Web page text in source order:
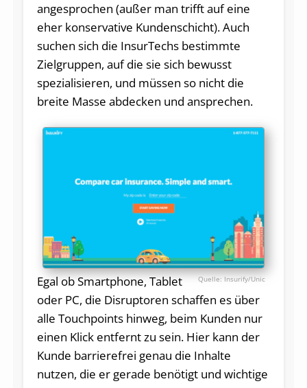
angesprochen (außer man trifft auf eine
eher konservative Kundenschicht). Auch
suchen sich die InsurTechs bestimmte
Zielgruppen, auf die sie sich bewusst
spezialisieren, und müssen so nicht die
breite Masse abdecken und ansprechen.
Insurify/Unic
Egal ob Smartphone, Tablet
oder PC, die Disruptoren schaffen es über
alle Touchpoints hinweg, beim Kunden nur
einen Klick entfernt zu sein. Hier kann der
Kunde barrierefrei genau die Inhalte
nutzen, die er gerade benötigt und wichtige